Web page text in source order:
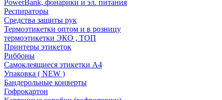
PowerBank, фонарики и эл. питания
Респираторы
Средства защиты рук
Термоэтикетки оптом и в розницу
термоэтикетки ЭКО , ТОП
Принтеры этикеток
Риббоны
Самоклеящиеся этикетки А4
Упаковка ( NEW )
Бандерольные конверты
Гофрокартон